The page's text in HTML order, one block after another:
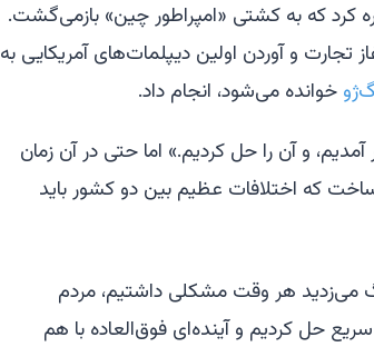
کرد که به کشتی «امپراطور چین» بازمی‌گشت.
14 ماهه را برای آغاز تجارت و آوردن اولین دیپلمات‌های آمریکایی به
خوانده می‌شود، انجام داد.
و آن را حل کردیم.» اما حتی در آن زمان
که اختلافات عظیم بین دو کشور باید
می‌زدید هر وقت مشکلی داشتیم، مردم
حل کردیم و آینده‌ای فوق‌العاده با هم